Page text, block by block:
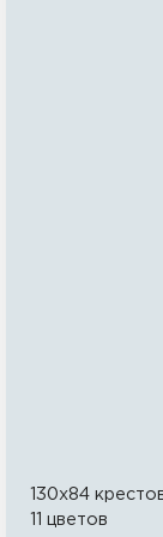
130x84
11 цветов